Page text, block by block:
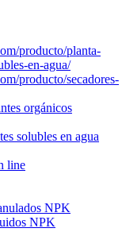
producto/planta-
en-agua/
producto/secadores-
orgánicos
solubles en agua
line
NPK
NPK